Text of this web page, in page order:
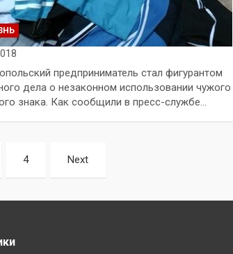
предприниматель стал фигурантом
дела о незаконном использовании чужого
знака. Как сообщили в пресс-службе…
4 Next